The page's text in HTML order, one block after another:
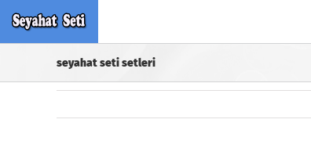
content
seyahat seti setleri